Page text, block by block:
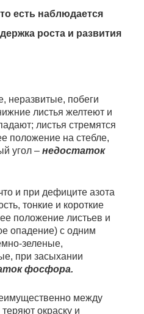
есть наблюдается
роста и развития
неразвитые, побеги
листья желтеют и
листья стремятся
положение на стебле,
угол – недостаток
и при дефиците азота
тонкие и короткие
положение листьев и
опадение) с одним
зеленые,
при засыхании
фосфора.
между
окраску и